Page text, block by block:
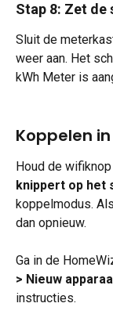
Stap 8: Zet de
Sluit de
weer aan. Het
kWh Meter is
Koppelen
Houd de
knippert op het
koppelmodus.
dan opnieuw.
Ga in de
> Nieuw
instructies.